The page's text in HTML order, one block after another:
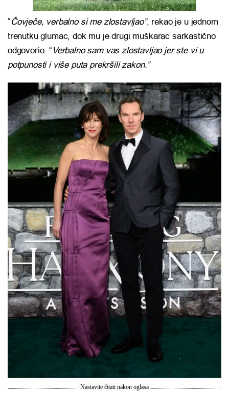
“Čovječe, verbalno si me zlostavljao”, rekao je u jednom
trenutku glumac, dok mu je drugi muškarac sarkastično
odgovorio: “ Verbalno sam vas zlostavljao jer ste vi u
potpunosti i više puta prekršili zakon.”
Nastavite čitati nakon oglasa